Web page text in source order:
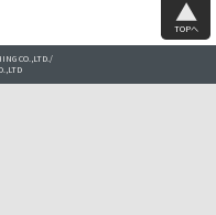
TOPへ
CO.,LTD./